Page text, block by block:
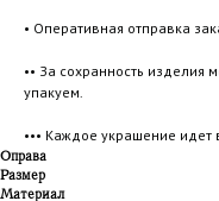
• Оперативная отправка
•• За сохранность изделия
упакуем.
••• Каждое украшение идет
Оправа
Размер
Материал